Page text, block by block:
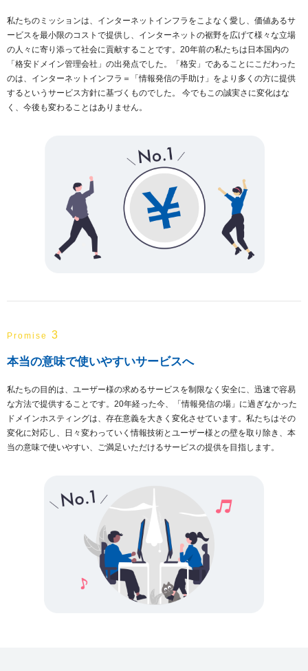
私たちのミッションは、インターネットインフラをこよなく愛し、価値あるサ
ービスを最小限のコストで提供し、インターネットの裾野を広げて様々な立場
の人々に寄り添って社会に貢献することです。20年前の私たちは日本国内の
「格安ドメイン管理会社」の出発点でした。「格安」であることにこだわった
のは、インターネットインフラ＝「情報発信の手助け」をより多くの方に提供
するというサービス方針に基づくものでした。 今でもこの誠実さに変化はな
く、今後も変わることはありません。
Promise 3
本当の意味で使いやすいサービスへ
私たちの目的は、ユーザー様の求めるサービスを制限なく安全に、迅速で容易
な方法で提供することです。20年経った今、「情報発信の場」に過ぎなかった
ドメインホスティングは、存在意義を大きく変化させています。私たちはその
変化に対応し、日々変わっていく情報技術とユーザー様との壁を取り除き、本
当の意味で使いやすい、ご満足いただけるサービスの提供を目指します。